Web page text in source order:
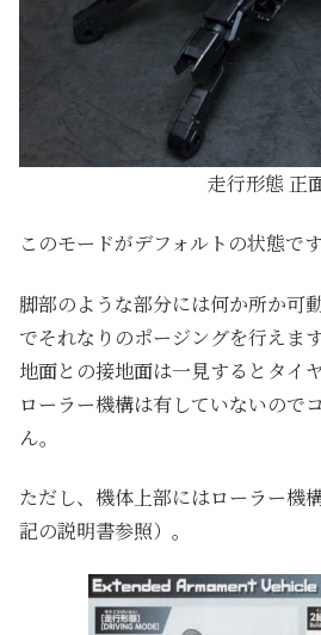
走行形態 正
このモードがデフォルトの状態です
脚部のような部分には何か所か可
でそれなりのポージングを行えます
地面との接地面は一見するとタイ
ローラー機構は有していないので
ん。
ただし、機体上部にはローラー機
記の説明書参照）。